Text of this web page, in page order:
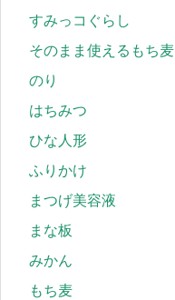
すみっコぐらし
そのまま使えるもち麦
のり
はちみつ
ひな人形
ふりかけ
まつげ美容液
まな板
みかん
もち麦